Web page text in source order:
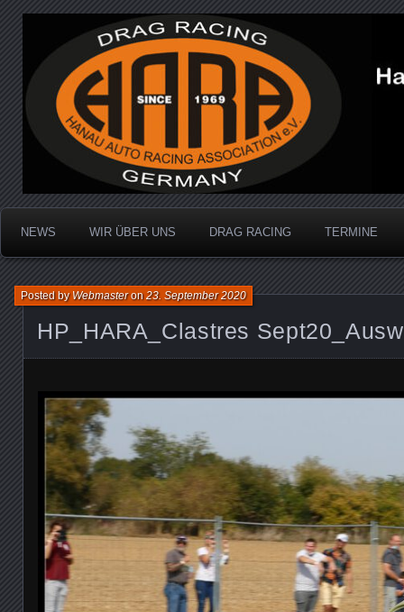
Hanau Auto Racing
Dragracing auf der 1/4 Meile
NEWS WIR ÜBER UNS DRAG RACING TERMINE
HP_HARA_Clastres
Posted byWebmasteron23. September 2020